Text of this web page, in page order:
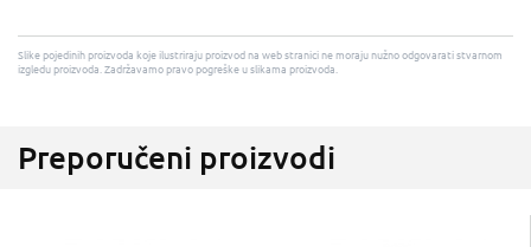
Slike pojedinih proizvoda koje ilustriraju proizvod na web stranici ne moraju nužno odgovarati stvarnom
izgledu proizvoda. Zadržavamo pravo pogreške u slikama proizvoda.
Preporučeni proizvodi